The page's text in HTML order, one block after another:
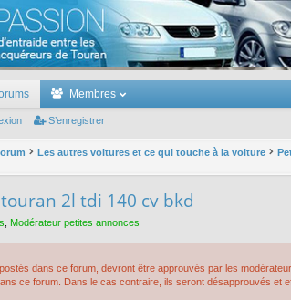
acquéreurs du Volkswagen Touran
Membres
S’enregistrer
Les autres voitures et ce qui touche à la voiture
2l tdi 140 cv bkd
Modérateur petites annonces
dans ce forum, devront être approuvés par les
ce forum. Dans le cas contraire, ils seront désapprouvés